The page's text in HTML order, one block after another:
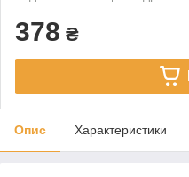
378 ₴
Опис Характеристики